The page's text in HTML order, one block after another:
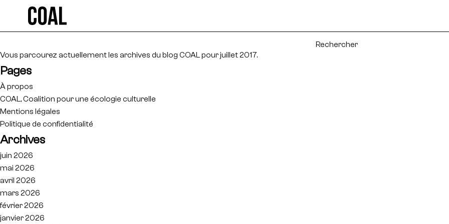
Vous parcourez actuellement les archives du blog COAL pour juillet 2017.
Pages
À propos
COAL, Coalition pour une écologie culturelle
Mentions légales
Politique de confidentialité
Archives
juin 2026
mai 2026
avril 2026
mars 2026
février 2026
janvier 2026